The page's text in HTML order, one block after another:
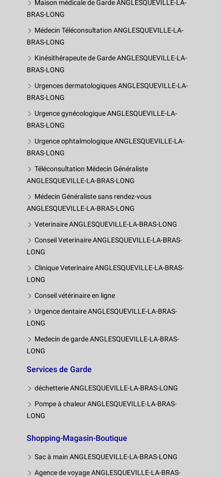
Maison médicale de Garde ANGLESQUEVILLE-LA-
BRAS-LONG
Médecin Téléconsultation ANGLESQUEVILLE-LA-
BRAS-LONG
Kinésithérapeute de Garde ANGLESQUEVILLE-LA-
BRAS-LONG
Urgences dermatologiques ANGLESQUEVILLE-LA-
BRAS-LONG
Urgence gynécologique ANGLESQUEVILLE-LA-
BRAS-LONG
Urgence ophtalmologique ANGLESQUEVILLE-LA-
BRAS-LONG
Téléconsultation Médecin Généraliste
ANGLESQUEVILLE-LA-BRAS-LONG
Médecin Généraliste sans rendez-vous
ANGLESQUEVILLE-LA-BRAS-LONG
Veterinaire ANGLESQUEVILLE-LA-BRAS-LONG
Conseil Veterinaire ANGLESQUEVILLE-LA-BRAS-
LONG
Clinique Veterinaire ANGLESQUEVILLE-LA-BRAS-
LONG
Conseil vétérinaire en ligne
Urgence dentaire ANGLESQUEVILLE-LA-BRAS-
LONG
Medecin de garde ANGLESQUEVILLE-LA-BRAS-
LONG
Services de Garde
déchetterie ANGLESQUEVILLE-LA-BRAS-LONG
Pompe à chaleur ANGLESQUEVILLE-LA-BRAS-
LONG
Shopping-Magasin-Boutique
Sac à main ANGLESQUEVILLE-LA-BRAS-LONG
Agence de voyage ANGLESQUEVILLE-LA-BRAS-